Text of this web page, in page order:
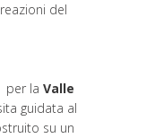
del
per la Valle
guidata al
su un